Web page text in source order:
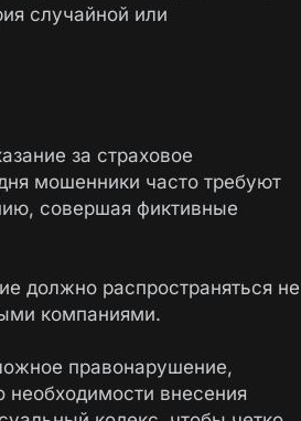
случайной или
за страховое
мошенники часто требуют
совершая фиктивные
должно распространяться не
компаниями.
правонарушение,
внесения